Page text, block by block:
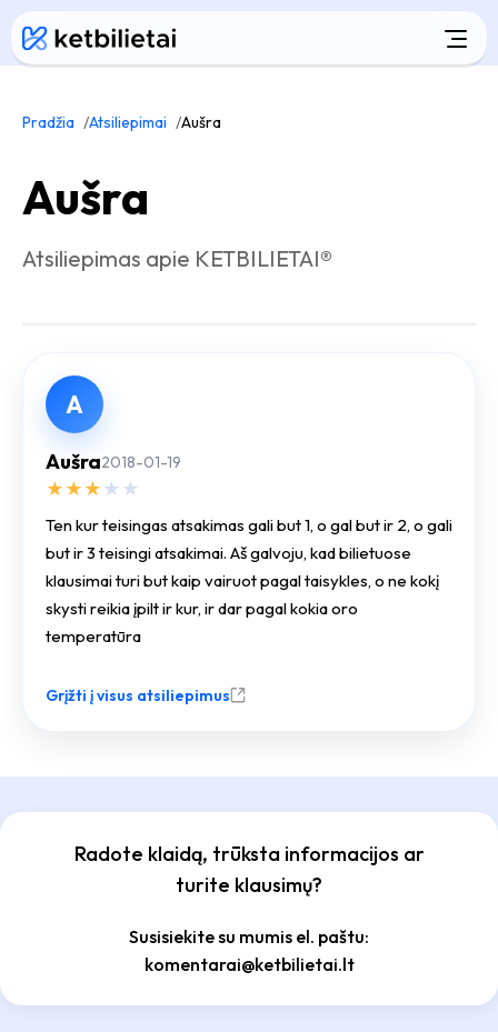
Pradžia Atsiliepimai Aušra
Aušra
Atsiliepimas apie KETBILIETAI®
A
Aušra2018-01-19
★ ★ ★ ★ ★
Ten kur teisingas atsakimas gali but 1, o gal but ir 2, o gali
but ir 3 teisingi atsakimai. Aš galvoju, kad bilietuose
klausimai turi but kaip vairuot pagal taisykles, o ne kokį
skysti reikia įpilt ir kur, ir dar pagal kokia oro
temperatūra
Grįžti į visus atsiliepimus
Radote klaidą, trūksta informacijos ar
turite klausimų?
Susisiekite su mumis el. paštu:
komentarai@ketbilietai.lt